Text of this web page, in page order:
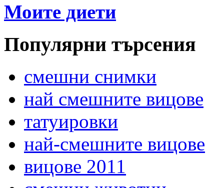
Моите диети
Популярни търсения
смешни снимки
най смешните вицове
татуировки
най-смешните вицове
вицове 2011